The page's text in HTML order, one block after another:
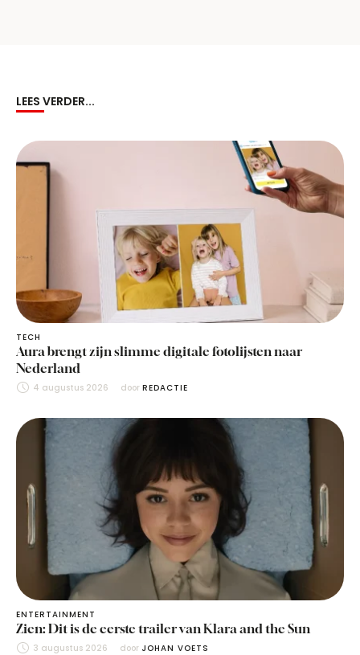
LEES VERDER...
TECH
Aura brengt zijn slimme digitale fotolijsten naar
Nederland
4 augustus 2026 door REDACTIE
ENTERTAINMENT
Zien: Dit is de eerste trailer van Klara and the Sun
3 augustus 2026 door JOHAN VOETS